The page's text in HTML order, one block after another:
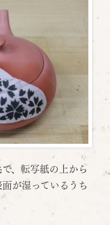
、転写紙の上から
が湿っているうち